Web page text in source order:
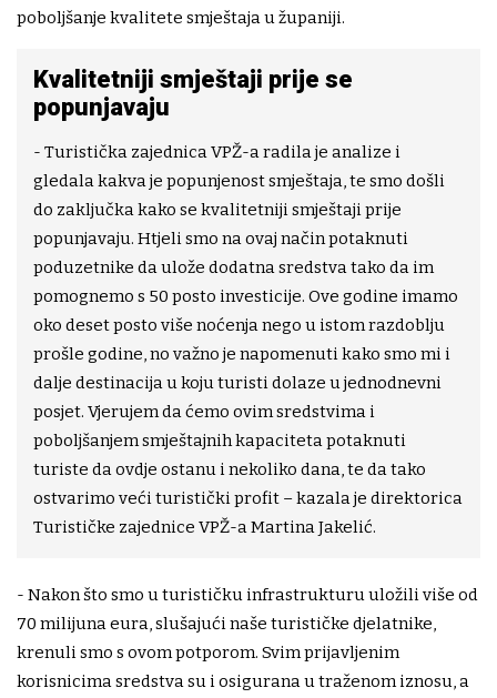
poboljšanje kvalitete smještaja u županiji.
Kvalitetniji smještaji prije se
popunjavaju
- Turistička zajednica VPŽ-a radila je analize i
gledala kakva je popunjenost smještaja, te smo došli
do zaključka kako se kvalitetniji smještaji prije
popunjavaju. Htjeli smo na ovaj način potaknuti
poduzetnike da ulože dodatna sredstva tako da im
pomognemo s 50 posto investicije. Ove godine imamo
oko deset posto više noćenja nego u istom razdoblju
prošle godine, no važno je napomenuti kako smo mi i
dalje destinacija u koju turisti dolaze u jednodnevni
posjet. Vjerujem da ćemo ovim sredstvima i
poboljšanjem smještajnih kapaciteta potaknuti
turiste da ovdje ostanu i nekoliko dana, te da tako
ostvarimo veći turistički profit – kazala je direktorica
Turističke zajednice VPŽ-a Martina Jakelić.
- Nakon što smo u turističku infrastrukturu uložili više od
70 milijuna eura, slušajući naše turističke djelatnike,
krenuli smo s ovom potporom. Svim prijavljenim
korisnicima sredstva su i osigurana u traženom iznosu, a